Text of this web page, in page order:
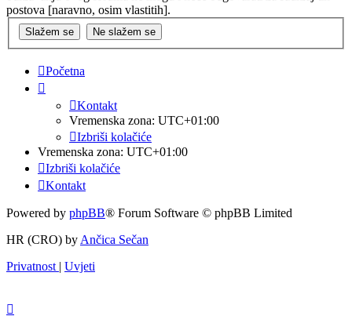
postova [naravno, osim vlastitih].
Početna
Kontakt
Vremenska zona: UTC+01:00
Izbriši kolačiće
Vremenska zona: UTC+01:00
Izbriši kolačiće
Kontakt
Powered by phpBB® Forum Software © phpBB Limited
HR (CRO) by Ančica Sečan
Privatnost | Uvjeti